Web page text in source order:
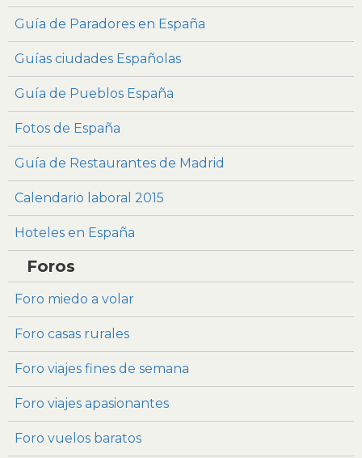
Guía de Paradores en España
Guías ciudades Españolas
Guía de Pueblos España
Fotos de España
Guía de Restaurantes de Madrid
Calendario laboral 2015
Hoteles en España
Foros
Foro miedo a volar
Foro casas rurales
Foro viajes fines de semana
Foro viajes apasionantes
Foro vuelos baratos